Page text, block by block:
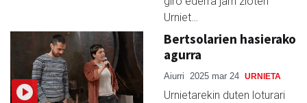
Urniet…
Bertsolarien hasierako
agurra
Aiurri 2025 mar 24 URNIETA
Urnietarekin duten loturari